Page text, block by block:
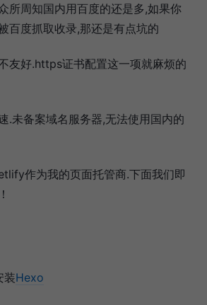
所周知国内用百度的还是多,如果你
百度抓取收录,那还是有点坑的
友好.https证书配置这一项就麻烦的
.未备案域名服务器,无法使用国内的
作为我的页面托管商.下面我们即
装Hexo